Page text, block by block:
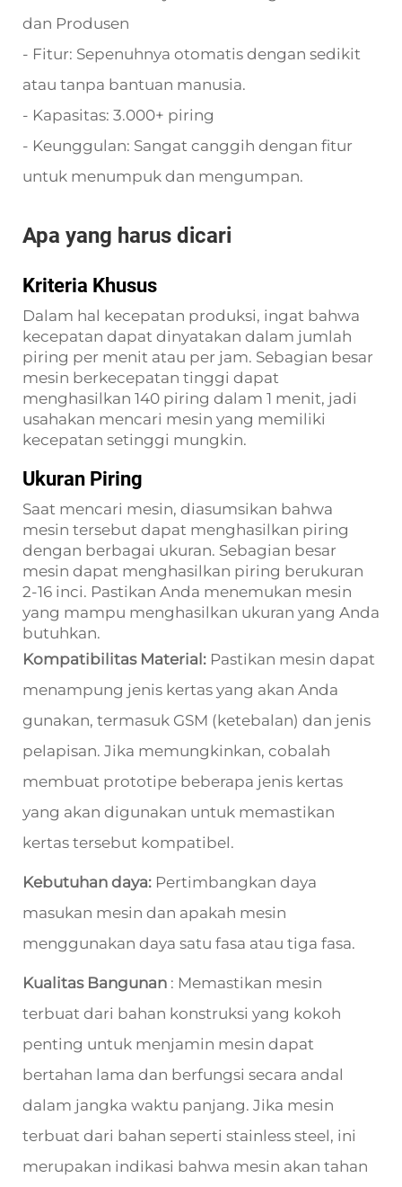
dan Produsen
- Fitur: Sepenuhnya otomatis dengan sedikit
atau tanpa bantuan manusia.
- Kapasitas: 3.000+ piring
- Keunggulan: Sangat canggih dengan fitur
untuk menumpuk dan mengumpan.
Apa yang harus dicari
Kriteria Khusus
Dalam hal kecepatan produksi, ingat bahwa
kecepatan dapat dinyatakan dalam jumlah
piring per menit atau per jam. Sebagian besar
mesin berkecepatan tinggi dapat
menghasilkan 140 piring dalam 1 menit, jadi
usahakan mencari mesin yang memiliki
kecepatan setinggi mungkin.
Ukuran Piring
Saat mencari mesin, diasumsikan bahwa
mesin tersebut dapat menghasilkan piring
dengan berbagai ukuran. Sebagian besar
mesin dapat menghasilkan piring berukuran
2-16 inci. Pastikan Anda menemukan mesin
yang mampu menghasilkan ukuran yang Anda
butuhkan.
Kompatibilitas Material: Pastikan mesin dapat
menampung jenis kertas yang akan Anda
gunakan, termasuk GSM (ketebalan) dan jenis
pelapisan. Jika memungkinkan, cobalah
membuat prototipe beberapa jenis kertas
yang akan digunakan untuk memastikan
kertas tersebut kompatibel.
Kebutuhan daya: Pertimbangkan daya
masukan mesin dan apakah mesin
menggunakan daya satu fasa atau tiga fasa.
Kualitas Bangunan : Memastikan mesin
terbuat dari bahan konstruksi yang kokoh
penting untuk menjamin mesin dapat
bertahan lama dan berfungsi secara andal
dalam jangka waktu panjang. Jika mesin
terbuat dari bahan seperti stainless steel, ini
merupakan indikasi bahwa mesin akan tahan